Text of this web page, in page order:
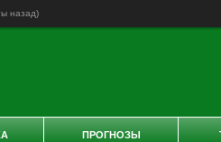
назад)
ПРОГНОЗЫ